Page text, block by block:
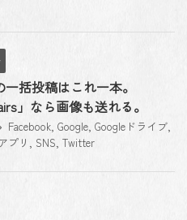
括投稿はこれ一本。
」なら画像も送れる。
Facebook, Google, Googleドライブ,
プリ , SNS, Twitter